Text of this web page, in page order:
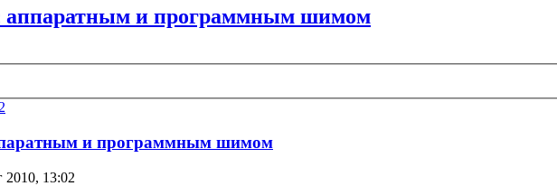
аппаратным и программным шимом
и программным шимом
2010, 13:02